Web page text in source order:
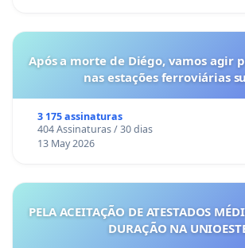
Após a morte de Diégo, vamos agir
nas estações ferroviárias
3 175 assinaturas
404 Assinaturas / 30 dias
13 May 2026
PELA ACEITAÇÃO DE ATESTADOS
DURAÇÃO NA